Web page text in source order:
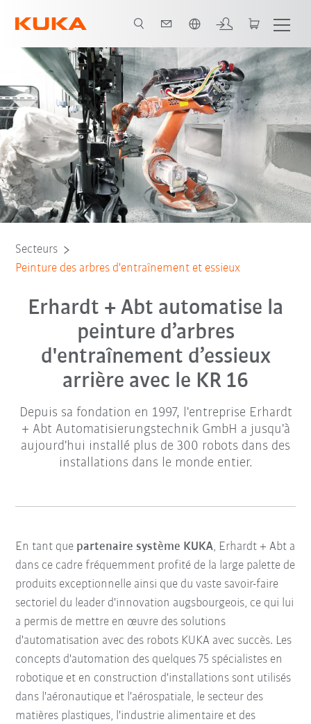
Tous les partenaires du système
Secteurs
Peinture des arbres d'entraînement et essieux
Erhardt + Abt automatise la
peinture d’arbres
d'entraînement d’essieux
arrière avec le KR 16
Depuis sa fondation en 1997, l'entreprise Erhardt
+ Abt Automatisierungstechnik GmbH a jusqu'à
aujourd'hui installé plus de 300 robots dans des
installations dans le monde entier.
En tant que partenaire système KUKA, Erhardt + Abt a
dans ce cadre fréquemment profité de la large palette de
produits exceptionnelle ainsi que du vaste savoir-faire
sectoriel du leader d'innovation augsbourgeois, ce qui lui
a permis de mettre en œuvre des solutions
d'automatisation avec des robots KUKA avec succès. Les
concepts d'automation des quelques 75 spécialistes en
robotique et en construction d'installations sont utilisés
dans l'aéronautique et l'aérospatiale, le secteur des
matières plastiques, l'industrie alimentaire et des